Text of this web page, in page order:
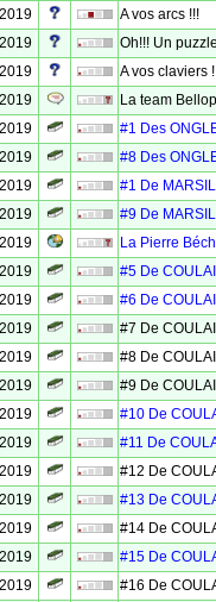
A vos arcs !!!
Oh!!! Un
A vos claviers
La team
#1 Des
#8 Des
#1 De
#9 De
La Pierre
#5 De
#6 De
#7 De
#8 De
#9 De
#10 De
#11 De
#12 De
#13 De
#14 De
#15 De
#16 De